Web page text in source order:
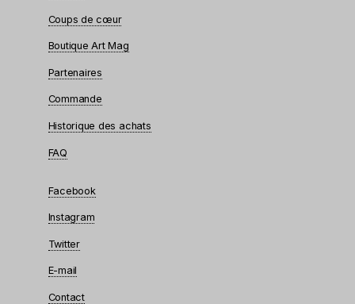
Coups de cœur
Boutique Art Mag
Partenaires
Commande
Historique des achats
FAQ
Facebook
Instagram
Twitter
E-mail
Contact